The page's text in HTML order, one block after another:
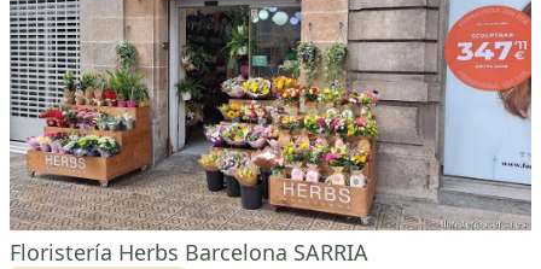
Floristería Herbs Barcelona SARRIA